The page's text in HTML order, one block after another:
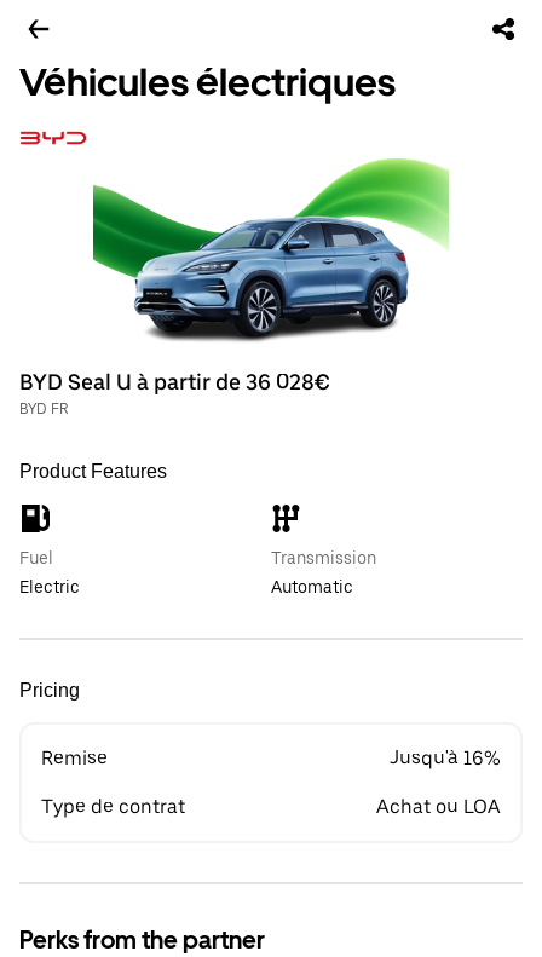
Véhicules électriques
BYD Seal U à partir de 36 028€
BYD FR
Product Features
Fuel
Electric
Transmission
Automatic
Pricing
Remise Jusqu'à 16%
Type de contrat Achat ou LOA
Perks from the partner